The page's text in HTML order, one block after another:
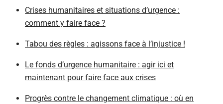
Crises humanitaires et situations d’urgence :
comment y faire face ?
Tabou des règles : agissons face à l’injustice !
Le fonds d’urgence humanitaire : agir ici et
maintenant pour faire face aux crises
Progrès contre le changement climatique : où en